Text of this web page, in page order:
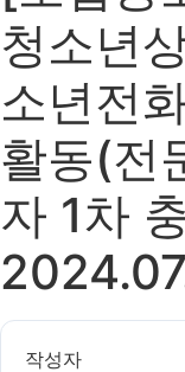
청소년
소년전
활동(전
자 1차
작성자